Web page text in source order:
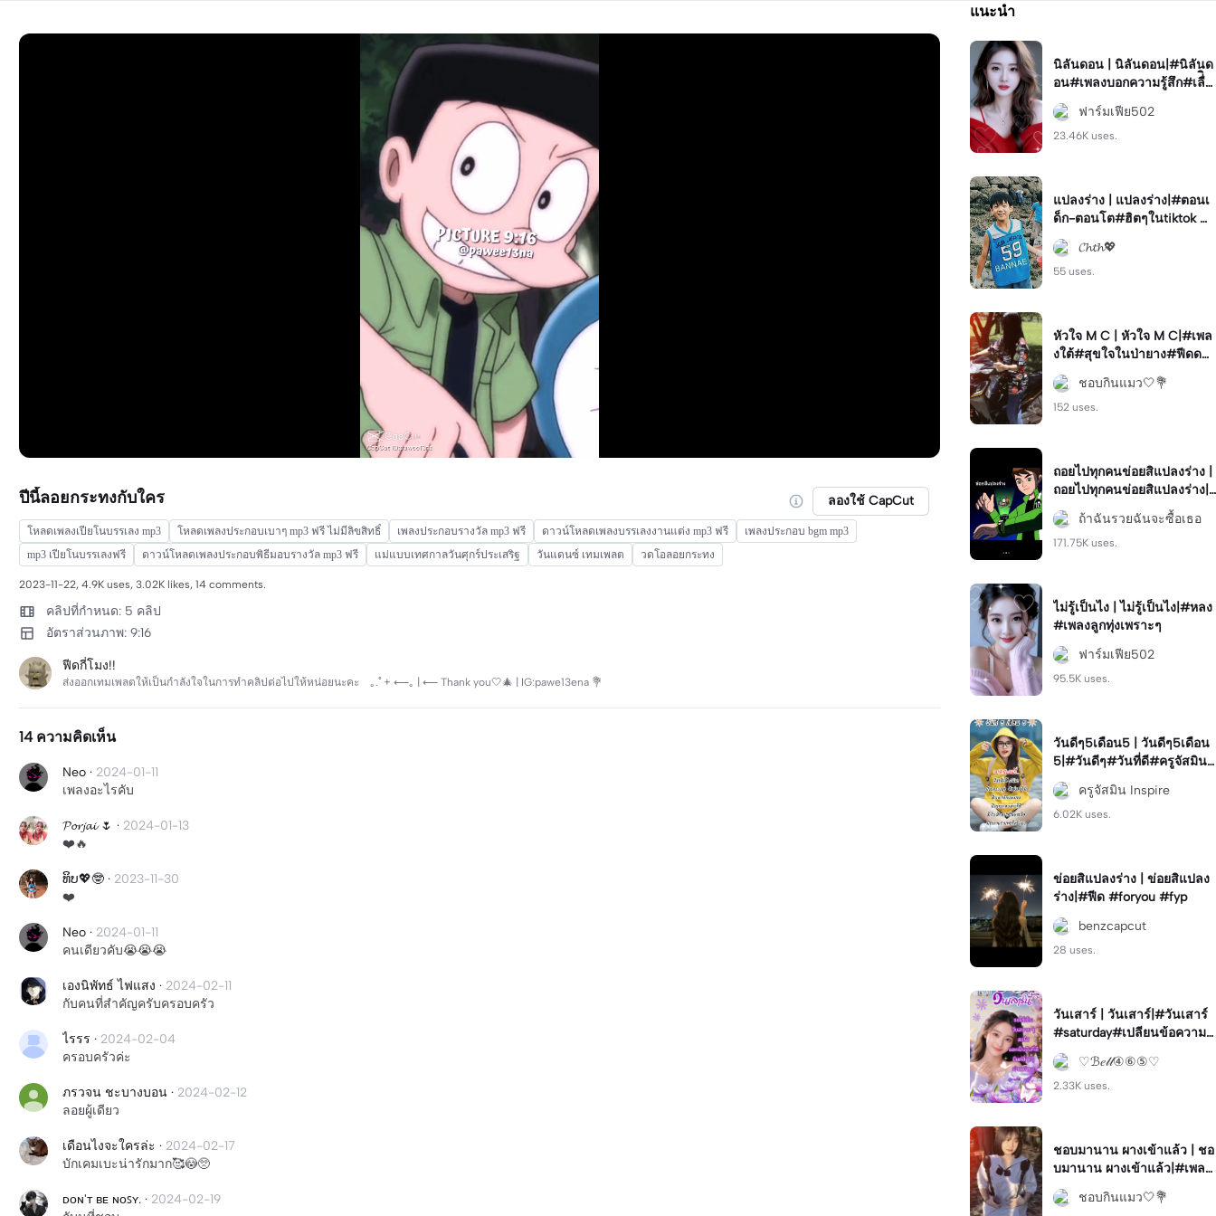
ปีนี้ลอยกระทงกับใคร ลองใช้ CapCut
โหลดเพลงเปียโนบรรเลง mp3 โหลดเพลงประกอบเบาๆ mp3 ฟรี ไม่มีลิขสิทธิ์ เพลงประกอบรางวัล mp3 ฟรี ดาวน์โหลดเพลงบรรเลงงานแต่ง mp3 ฟรี
เพลงประกอบ bgm mp3
mp3 เปียโนบรรเลงฟรี
ดาวน์โหลดเพลงประกอบพิธีมอบรางวัล mp3 ฟรี แม่แบบเทศกาลวันศุกร์ประเสริฐ วันแดนซ์ เทมเพลต วดโอลอยกระทง
2023-11-22, 4.9K uses, 3.02K likes, 14 comments.
คลิปที่กำหนด: 5 คลิป
อัตราส่วนภาพ: 9:16
ฟีดกี่โมง!!
ส่งออกเทมเพลตให้เป็นกำลังใจในการทำคลิปต่อไปให้หน่อยนะคะゞ｡⁠.ﾟ⁠+⁠ ⁠⟵｡ | ⟵ Thank you🤍🎄 | IG:pawe13ena 💐
14 ความคิดเห็น
Neo · 2024-01-11
เพลงอะไรคับ
𝓟𝓸𝓻𝓳𝓪𝓲 🌷 · 2024-01-13
❤️🔥
ທິບ💖🤓 · 2023-11-30
❤️
Neo · 2024-01-11
คนเดียวคับ😭😭😭
เองนิพัทธ์ ไฟแสง · 2024-02-11
กับคนที่สำคัญครับครอบครัว
ไรรร · 2024-02-04
ครอบครัวค่ะ
ภรวจน ชะบางบอน · 2024-02-12
ลอยผู้เดียว
เดือนไงจะใครล่ะ · 2024-02-17
บักเคมเบะน่ารักมาก🥰😳🥺
ᴅᴏɴ'ᴛ ʙᴇ ɴᴏꜱʏ. · 2024-02-19
แนะนำ
นิลันดอน | นิลันดอน|#นิลันด
อน#เพลงบอกความรู้สึก#เลื่ิอ
นรูป
ฟาร์มเฟีย502
23.46K uses.
แปลงร่าง | แปลงร่าง|#ตอนเ
ด็ก-ตอนโต#ฮิตๆในtiktok #
มาแรง#ฟีด
𝓒𝓱𝓽𝓱💖
55 uses.
หัวใจ M C | หัวใจ M C|#เพล
งใต้#สุขใจในป่ายาง#ฟีดด💐
💫#โทนสวย
ชอบกินแมว🤍💐
152 uses.
ถอยไปทุกคนข่อยสิแปลงร่าง |
ถอยไปทุกคนข่อยสิแปลงร่าง|
#capcut #viral #ฮิต #มาแร
ง #ฟีดถ้าฉันรวยฉันจะซื้อเธอ
171.75K uses.
ไม่รู้เป็นไง | ไม่รู้เป็นไง|#หลง
#เพลงลูกทุ่งเพราะๆ
ฟาร์มเฟีย502
95.5K uses.
วันดีๆ5เดือน5 | วันดีๆ5เดือน
5|#วันดีๆ#วันที่ดี#ครูจัสมิน
#วันดี
ครูจัสมิน Inspire
6.02K uses.
ข่อยสิแปลงร่าง | ข่อยสิแปลง
ร่าง|#ฟีด #foryou #fyp
benzcapcut
28 uses.
วันเสาร์ | วันเสาร์|#วันเสาร์
#saturday#เปลียนข้อความไ
ด้#สวัสดี#ทักทาย
♡ℬ𝑒𝓁𝓁④⑥⑤♡
2.33K uses.
ชอบมานาน ผางเข้าแล้ว | ชอ
บมานาน ผางเข้าแล้ว|#เพลง
น่ารัก#เพลงใต้#โทนสวย
ชอบกินแมว🤍💐